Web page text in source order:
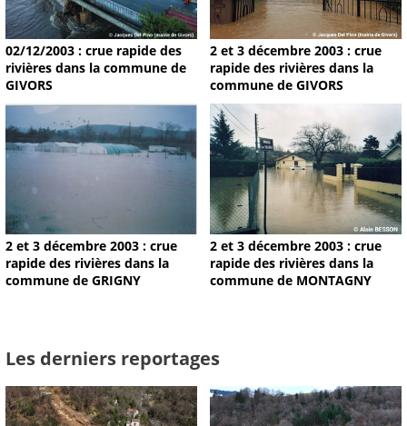
02/12/2003 : crue rapide des
rivières dans la commune de
GIVORS
2 et 3 décembre 2003 : crue
rapide des rivières dans la
commune de GIVORS
2 et 3 décembre 2003 : crue
rapide des rivières dans la
commune de GRIGNY
2 et 3 décembre 2003 : crue
rapide des rivières dans la
commune de MONTAGNY
Les derniers reportages